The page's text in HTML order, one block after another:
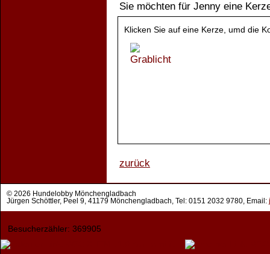
Sie möchten für Jenny eine
Klicken Sie auf eine Kerze, umd die
zurück
© 2026 Hundelobby Mönchengladbach
Jürgen Schöttler, Peel 9, 41179 Mönchengladbach, Tel: 0151 2032 9780, Email:
Besucherzähler: 369905